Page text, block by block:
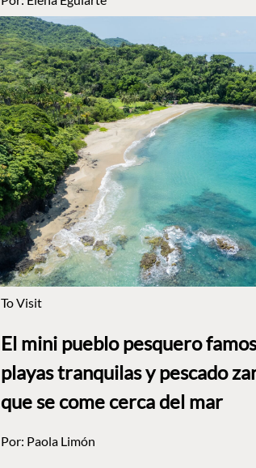
To Visit
El mini pueblo pesquero
playas tranquilas y pescado
que se come cerca del mar
Por: Paola Limón